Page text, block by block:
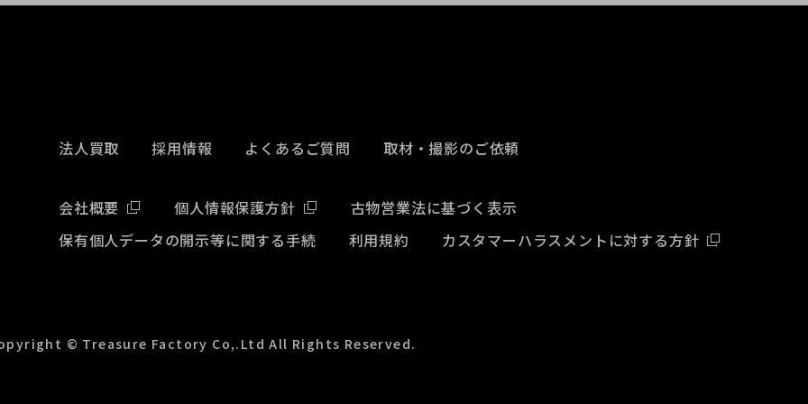
法人買取 採用情報 よくあるご質問 取材・撮影のご依頼
会社概要 個人情報保護方針
古物営業法に基づく表示
保有個人データの開示等に関する手続
利用規約 カスタマーハラスメントに対する方針
© Treasure Factory Co,.Ltd All Rights Reserved.